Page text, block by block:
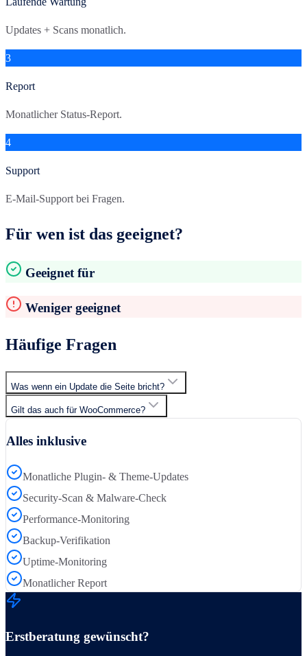
Updates + Scans monatlich.
3
Report
Monatlicher Status-Report.
4
Support
E-Mail-Support bei Fragen.
Für wen ist das geeignet?
Geeignet für
Weniger geeignet
Häufige Fragen
Was wenn ein Update die Seite bricht?
Gilt das auch für WooCommerce?
Alles inklusive
Monatliche Plugin- & Theme-Updates
Security-Scan & Malware-Check
Performance-Monitoring
Backup-Verifikation
Uptime-Monitoring
Monatlicher Report
Erstberatung gewünscht?